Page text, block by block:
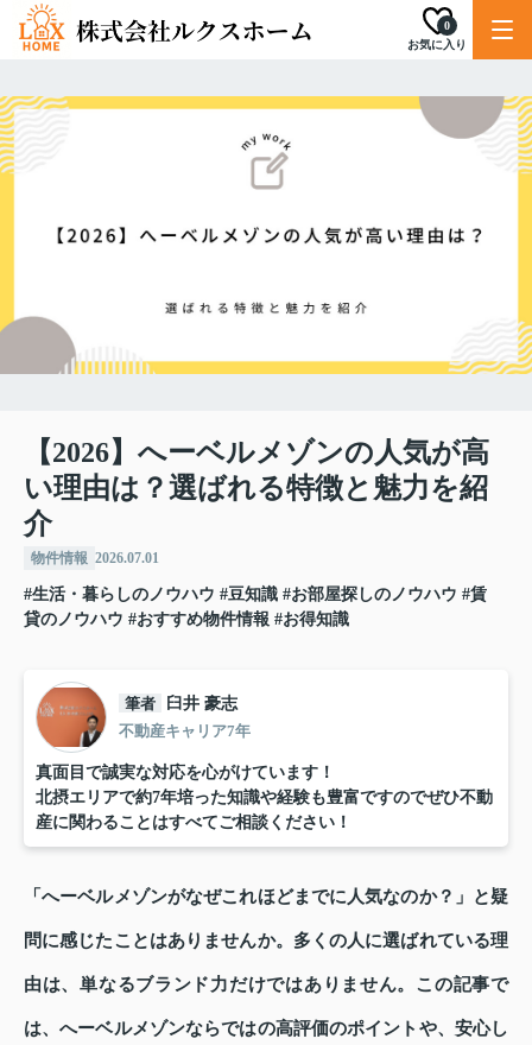
お気に入り
0
【2026】へーベルメゾンの人気が高
い理由は？選ばれる特徴と魅力を紹
介
物件情報 2026.07.01
#生活・暮らしのノウハウ #豆知識 #お部屋探しのノウハウ #賃
貸のノウハウ #おすすめ物件情報 #お得知識
筆者
臼井 豪志
不動産キャリア7年
真面目で誠実な対応を心がけています！
北摂エリアで約7年培った知識や経験も豊富ですのでぜひ不動
産に関わることはすべてご相談ください！
「へーベルメゾンがなぜこれほどまでに人気なのか？」と疑
問に感じたことはありませんか。多くの人に選ばれている理
由は、単なるブランド力だけではありません。この記事で
は、へーベルメゾンならではの高評価のポイントや、安心し